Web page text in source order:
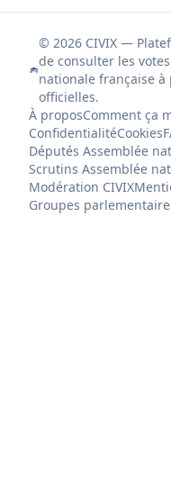
© 2026 CIVIX —
de consulter les
nationale française
officielles.
À proposComment ça
ConfidentialitéCookies
Députés Assemblée
Scrutins Assemblée
Modération CIVIX
Groupes